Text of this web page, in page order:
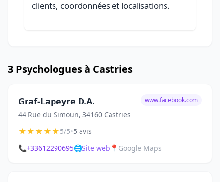
clients, coordonnées et localisations.
3 Psychologues à Castries
Graf-Lapeyre D.A.
44 Rue du Simoun, 34160 Castries
www.facebook.com
★★★★★5/5•5 avis
📞+33612290695🌐Site web 📍 Google Maps